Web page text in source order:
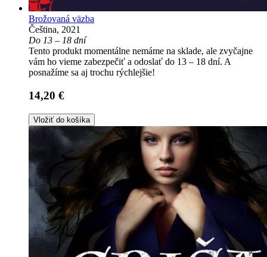
Brožovaná väzba
Čeština, 2021
Do 13 – 18 dní
Tento produkt momentálne nemáme na sklade, ale zvyčajne
vám ho vieme zabezpečiť a odoslať do 13 – 18 dní. A
posnažíme sa aj trochu rýchlejšie!
14,20 €
Vložiť do košíka